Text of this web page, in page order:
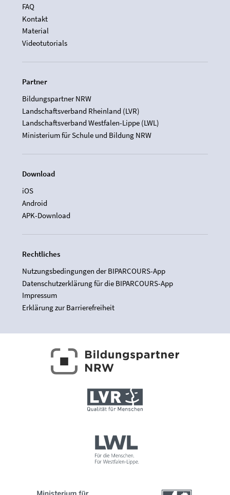
FAQ
Kontakt
Material
Videotutorials
Partner
Bildungspartner NRW
Landschaftsverband Rheinland (LVR)
Landschaftsverband Westfalen-Lippe (LWL)
Ministerium für Schule und Bildung NRW
Download
iOS
Android
APK-Download
Rechtliches
Nutzungsbedingungen der BIPARCOURS-App
Datenschutzerklärung für die BIPARCOURS-App
Impressum
Erklärung zur Barrierefreiheit